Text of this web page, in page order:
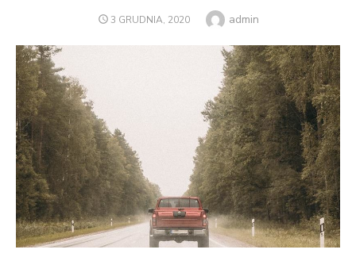
POSTED
3 GRUDNIA, 2020 Author
admin